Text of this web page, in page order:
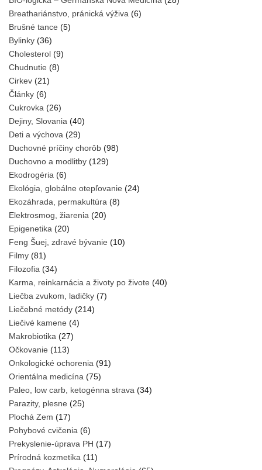
Breathariánstvo, pránická výživa (6)
Brušné tance (5)
Bylinky (36)
Cholesterol (9)
Chudnutie (8)
Cirkev (21)
Články (6)
Cukrovka (26)
Dejiny, Slovania (40)
Deti a výchova (29)
Duchovné príčiny chorôb (98)
Duchovno a modlitby (129)
Ekodrogéria (6)
Ekológia, globálne otepľovanie (24)
Ekozáhrada, permakultúra (8)
Elektrosmog, žiarenia (20)
Epigenetika (20)
Feng Šuej, zdravé bývanie (10)
Filmy (81)
Filozofia (34)
Karma, reinkarnácia a životy po živote (40)
Liečba zvukom, ladičky (7)
Liečebné metódy (214)
Liečivé kamene (4)
Makrobiotika (27)
Očkovanie (113)
Onkologické ochorenia (91)
Orientálna medicína (75)
Paleo, low carb, ketogénna strava (34)
Parazity, plesne (25)
Plochá Zem (17)
Pohybové cvičenia (6)
Prekyslenie-úprava PH (17)
Prírodná kozmetika (11)